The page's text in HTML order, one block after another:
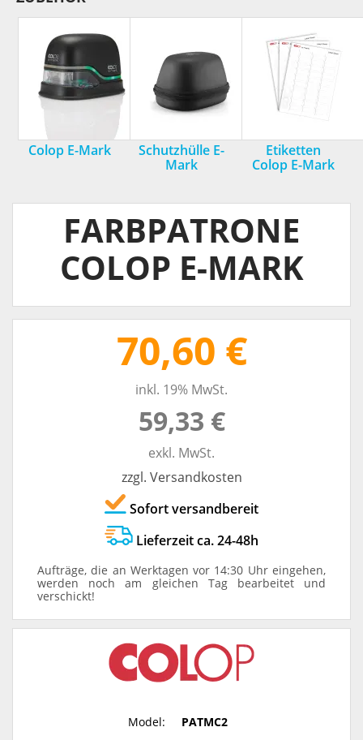
Colop E-Mark
Schutzhülle E-
Mark
Etiketten
Colop E-Mark
FARBPATRONE
COLOP E-MARK
70,60 €
inkl. 19% MwSt.
59,33 €
exkl. MwSt.
zzgl. Versandkosten
Sofort versandbereit
Lieferzeit ca. 24-48h
Aufträge, die an Werktagen vor 14:30 Uhr eingehen,
werden noch am gleichen Tag bearbeitet und
verschickt!
Model:
PATMC2